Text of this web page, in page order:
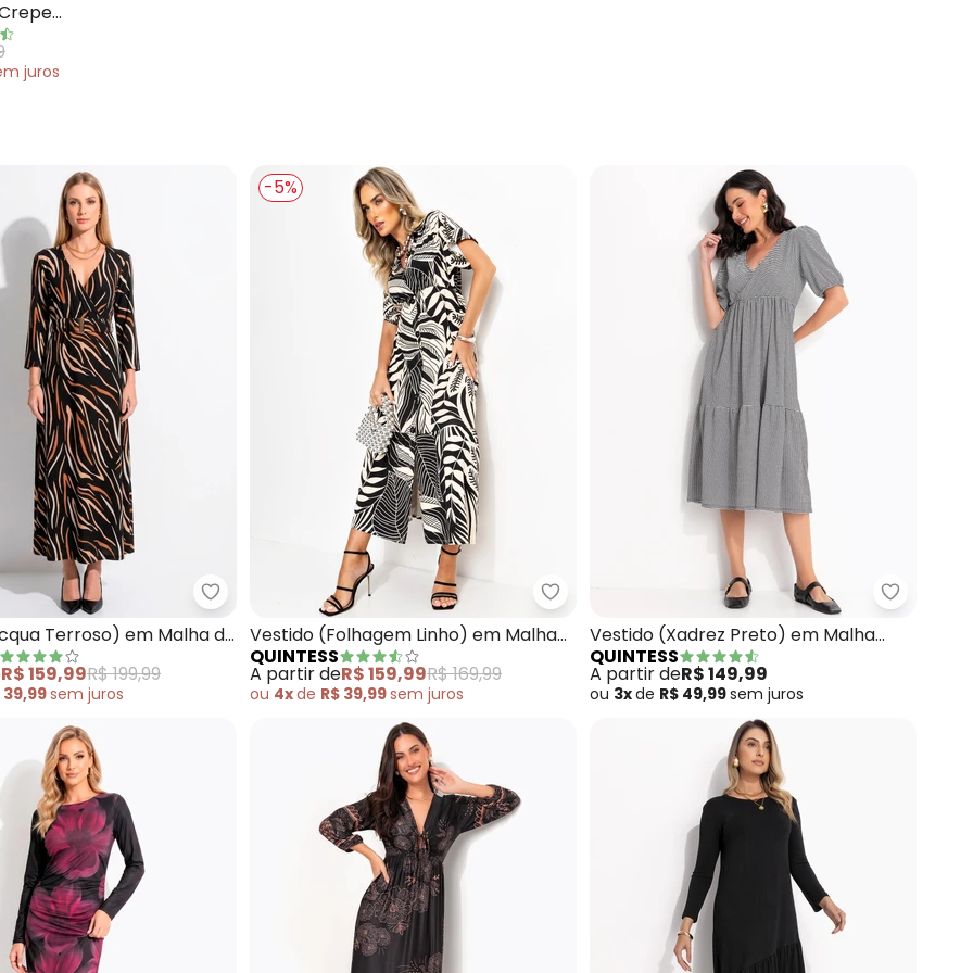
juros
(Preto) em Crepe PlanoQuintess - Vestido (Acqua Terroso) em Malha de Viscose
Terroso) em Malha de
R$ 159,99R$ 199,99
39,99sem juros
-5%
Quintess - Vestido (Folhagem Linho) em Malha
Vestido (Folhagem Linho) em Malha
de Viscose
QUINTESS
A partir deR$ 159,99R$ 169,99
ou 4xde R$ 39,99sem juros
Quintess
Vestido (Xadrez Preto) em Malha
Texturizada
QUINTESS
A partir deR$ 149,99
ou 3xde R$ 49,99sem juros